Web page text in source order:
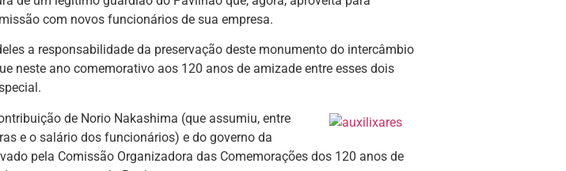
com novos funcionários de sua empresa.
a responsabilidade da preservação deste monumento do intercâmbio
neste ano comemorativo aos 120 anos de amizade entre esses dois
de Norio Nakashima (que assumiu, entre
e o salário dos funcionários) e do governo da
pela Comissão Organizadora das Comemorações dos 120 anos de